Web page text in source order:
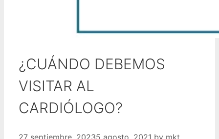
¿CUÁNDO DEBEMOS
VISITAR AL
CARDIÓLOGO?
27 septiembre, 20235 agosto, 2021 by mkt